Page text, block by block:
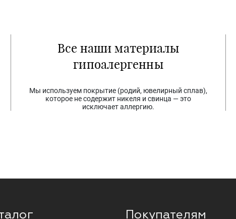
Все наши материалы
гипоалергенны
Мы используем покрытие (родий, ювелирный сплав),
которое не содержит никеля и свинца — это
исключает аллергию.
Покупателям